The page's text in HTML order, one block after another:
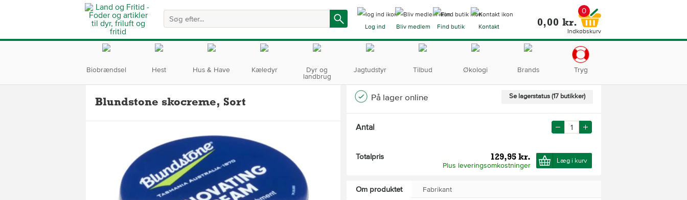
Log ind Bliv medlem Find butik Kontakt
0
0,00 kr.
Indkøbskurv
Biobrændsel Hest Hus & Have Kæledyr Dyr og
landbrug
Jagtudstyr Tilbud Økologi Brands Tryg
Blundstone skocreme, Sort På lager online Se lagerstatus (17 butikker)
Antal
Totalpris 129,95 kr.
Plus leveringsomkostninger
Læg i kurv
Om produktet Fabrikant